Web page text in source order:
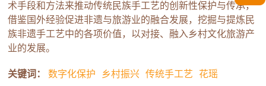
术手段和方法来推动传统民族手工艺的创新性保护与传承，
借鉴国外经验促进非遗与旅游业的融合发展，挖掘与提炼民
族非遗手工艺中的各项价值，以对接、融入乡村文化旅游产
业的发展。
关键词： 数字化保护 乡村振兴 传统手工艺 花瑶